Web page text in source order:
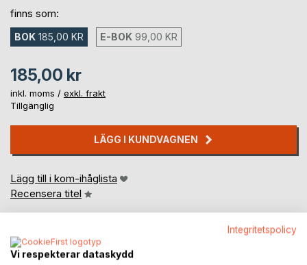
finns som:
BOK 185,00 KR E-BOK 99,00 KR
185,00 kr
inkl. moms / exkl. frakt
Tillgänglig
LÄGG I KUNDVAGNEN
Lägg till i kom-ihåglista
Recensera titel
Integritetspolicy
Vi respekterar dataskydd